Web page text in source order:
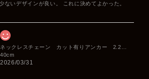
ないデザインが良い。 これに決めてよかった。
ネックレスチェーン カット有りアンカー 2.2mm
40cm
2026/03/31